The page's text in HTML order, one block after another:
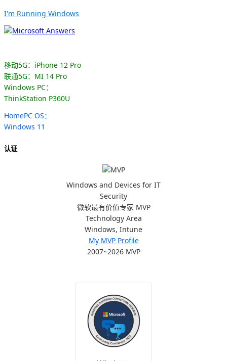
I'm Running Windows
移动5G：iPhone 12 Pro
联通5G：MI 14 Pro
Windows PC：
ThinkStation P360U
HomePC OS：
Windows 11
认证
Windows and Devices for IT
Security
微软最有价值专家 MVP
Technology Area
Windows, Intune
My MVP Profile
2007~2026 MVP